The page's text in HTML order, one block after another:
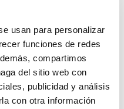
usan para personalizar
funciones de redes
compartimos
del sitio web con
publicidad y análisis
con otra información
711
Modificado Caldo
selectivo de
de leche y productos
22964. Necesita el
(Ref. 06-712LYO1). Los
ya incluyen la